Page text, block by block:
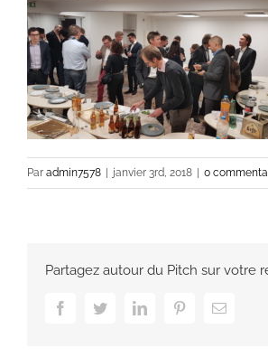
Par admin7578 janvier 3rd, 2018 0
Partagez autour du Pitch sur votre
FacebookTwitterLinkedInPinterestEmail